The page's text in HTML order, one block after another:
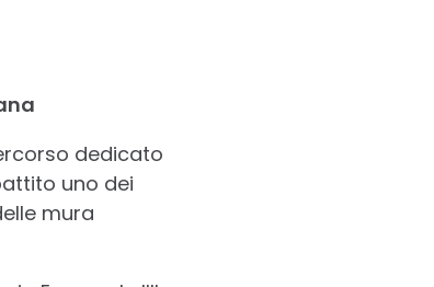
dedicato
uno dei
mura